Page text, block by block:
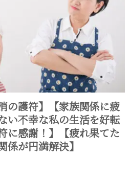
の護符】【家族関係に疲
い不幸な私の生活を好転
に感謝！】【疲れ果てた
係が円満解決】